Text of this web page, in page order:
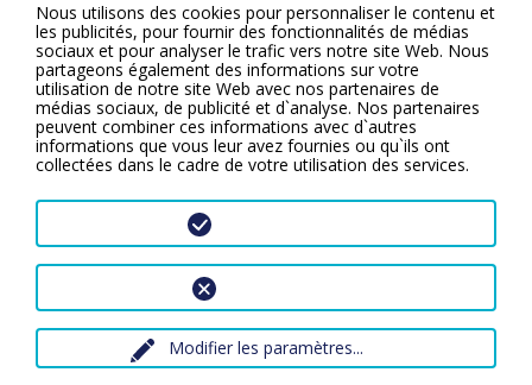
SOPHROLOGIE
CAYCÉDIENNE
FORMATIONS/TARIFS
CALENDRIERS
ATELIERS DE
SOPHROLOGIE
L'ÉQUIPE
CONTACT
Academie
internationale
de
sophrologie
caycédienne
© Ecoles de Sophrologie Caycédienne 2020 Mentions légales Plan du site
Contact
Création PimentRouge.fr
Nous utilisons des cookies pour personnaliser le contenu et
les publicités, pour fournir des fonctionnalités de médias
sociaux et pour analyser le trafic vers notre site Web. Nous
partageons également des informations sur votre
utilisation de notre site Web avec nos partenaires de
médias sociaux, de publicité et d`analyse. Nos partenaires
peuvent combiner ces informations avec d`autres
informations que vous leur avez fournies ou qu`ils ont
collectées dans le cadre de votre utilisation des services.
Modifier les paramètres...